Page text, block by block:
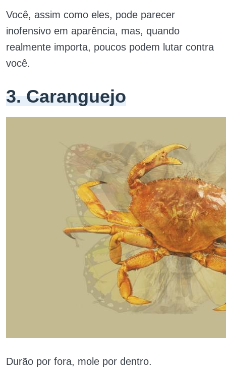
Você, assim como eles, pode parecer
inofensivo em aparência, mas, quando
realmente importa, poucos podem lutar contra
você.
3. Caranguejo
Durão por fora, mole por dentro.